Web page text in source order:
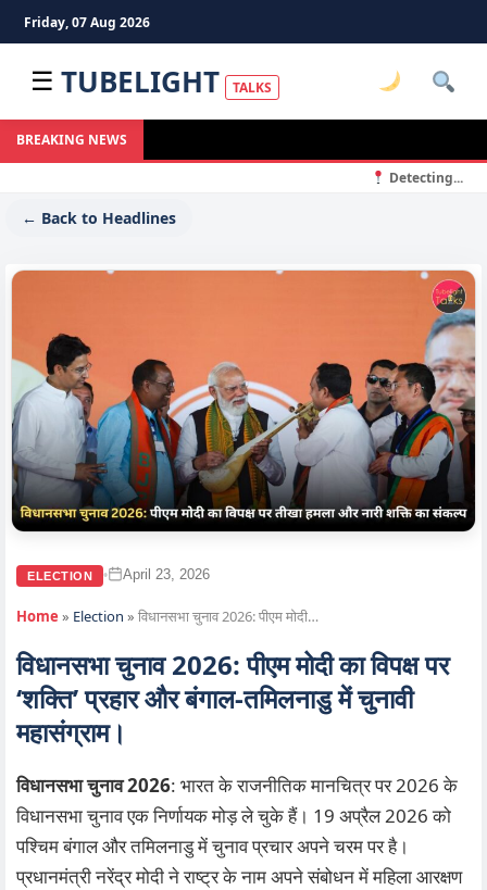
Friday, 07 Aug 2026
☰ TUBELIGHT TALKS
BREAKING NEWS
Detecting...
← Back to Headlines
ELECTION • April 23, 2026
Home » Election » विधानसभा चुनाव 2026: पीएम मोदी…
विधानसभा चुनाव 2026: पीएम मोदी का विपक्ष पर
‘शक्ति’ प्रहार और बंगाल-तमिलनाडु में चुनावी
महासंग्राम।
विधानसभा चुनाव 2026: भारत के राजनीतिक मानचित्र पर 2026 के
विधानसभा चुनाव एक निर्णायक मोड़ ले चुके हैं। 19 अप्रैल 2026 को
पश्चिम बंगाल और तमिलनाडु में चुनाव प्रचार अपने चरम पर है।
प्रधानमंत्री नरेंद्र मोदी ने राष्ट्र के नाम अपने संबोधन में महिला आरक्षण